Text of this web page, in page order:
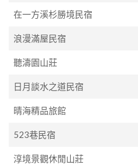
在一方溪杉勝境民宿
浪漫滿屋民宿
聽濤園山莊
日月談水之道民宿
晴海精品旅館
523巷民宿
淳境景觀休閒山莊